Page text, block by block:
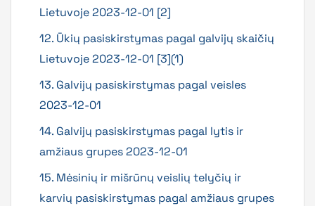
Lietuvoje 2023-12-01 [2]
12. Ūkių pasiskirstymas pagal galvijų skaičių
Lietuvoje 2023-12-01 [3](1)
13. Galvijų pasiskirstymas pagal veisles
2023-12-01
14. Galvijų pasiskirstymas pagal lytis ir
amžiaus grupes 2023-12-01
15. Mėsinių ir mišrūnų veislių telyčių ir
karvių pasiskirstymas pagal amžiaus grupes